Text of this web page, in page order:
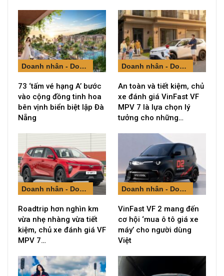
Doanh nhân - Doanh nghiệp
73 ‘tấm vé hạng A’ bước
vào cộng đồng tinh hoa
bên vịnh biển biệt lập Đà
Nẵng
Doanh nhân - Doanh nghiệp
An toàn và tiết kiệm, chủ
xe đánh giá VinFast VF
MPV 7 là lựa chọn lý
tưởng cho những…
Doanh nhân - Doanh nghiệp
Roadtrip hơn nghìn km
vừa nhẹ nhàng vừa tiết
kiệm, chủ xe đánh giá VF
MPV 7…
Doanh nhân - Doanh nghiệp
VinFast VF 2 mang đến
cơ hội ‘mua ô tô giá xe
máy’ cho người dùng
Việt